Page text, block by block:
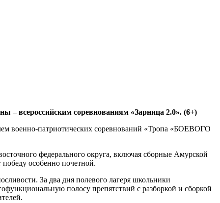
всероссийским соревнованиям «Зарница 2.0». (6+)
военно-патриотических соревнований «Тропа «БОЕВОГО
федерального округа, включая сборные Амурской
особенно почетной.
За два дня полевого лагеря школьники
полосу препятствий с разборкой и сборкой